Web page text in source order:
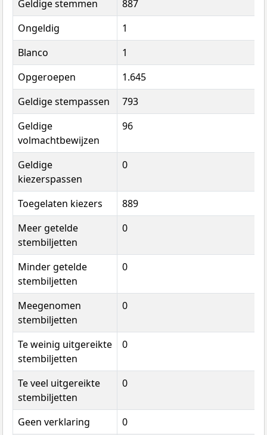
Geldige stemmen
887
Ongeldig
1
Blanco
1
Opgeroepen
1.645
Geldige stempassen
793
Geldige
volmachtbewijzen
96
Geldige
kiezerspassen
0
Toegelaten kiezers
889
Meer getelde
stembiljetten
0
Minder getelde
stembiljetten
0
Meegenomen
stembiljetten
0
Te weinig uitgereikte
stembiljetten
0
Te veel uitgereikte
stembiljetten
0
Geen verklaring
0